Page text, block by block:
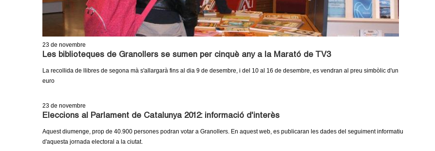
n
t
d
e
G
r
a
23 de novembre
Les biblioteques de Granollers se sumen per cinquè any a la Marató de TV3
La recollida de llibres de segona mà s'allargarà fins al dia 9 de desembre, i del 10 al 16 de desembre, es vendran al preu simbòlic d'un
euro
23 de novembre
Eleccions al Parlament de Catalunya 2012: informació d'interès
Aquest diumenge, prop de 40.900 persones podran votar a Granollers. En aquest web, es publicaran les dades del seguiment informatiu
d'aquesta jornada electoral a la ciutat.